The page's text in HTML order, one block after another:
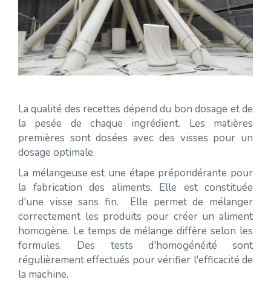
La qualité des recettes dépend du bon dosage et de
la pesée de chaque ingrédient. Les matières
premières sont dosées avec des visses pour un
dosage optimale.
La mélangeuse est une étape prépondérante pour
la fabrication des aliments. Elle est constituée
d'une visse sans fin. Elle permet de mélanger
correctement les produits pour créer un aliment
homogène. Le temps de mélange diffère selon les
formules. Des tests d'homogénéité sont
régulièrement effectués pour vérifier l'efficacité de
la machine.